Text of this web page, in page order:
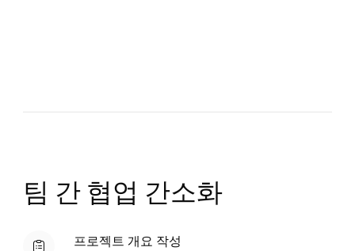
팀 간 협업 간소화
프로젝트 개요 작성